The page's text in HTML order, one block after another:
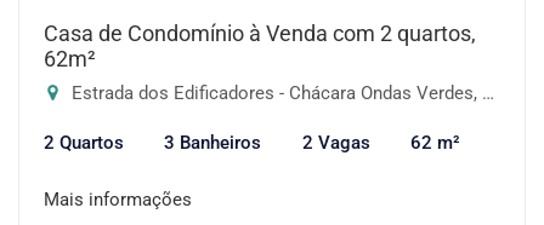
Casa de Condomínio à Venda com 2 quartos,
62m²
Estrada dos Edificadores - Chácara Ondas Verdes, Cotia-SP
2 Quartos 3 Banheiros 2 Vagas 62 m²
Mais informações